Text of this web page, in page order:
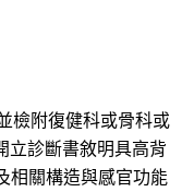
檢附復健科或骨科或
立診斷書敘明具高背
相關構造與感官功能